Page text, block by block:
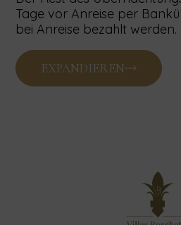
Tage vor Anreise per
bei Anreise bezahlt werden.
SERVICEPREIS UND
nicht im Preis inbegriffen
daher als gesonderte
EXPANDIEREN